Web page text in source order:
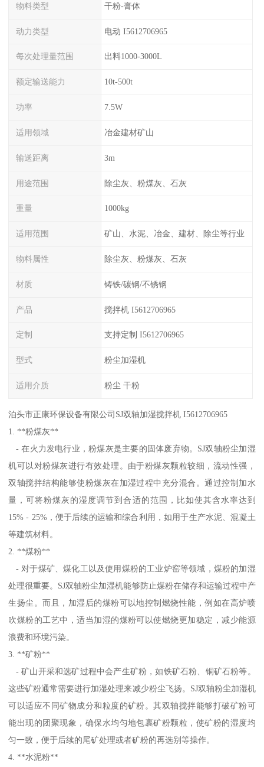
物料类型 干粉-膏体
动力类型 电动 I5612706965
每次处理量范围 出料1000-3000L
额定输送能力 10t-500t
功率 7.5W
适用领域 冶金建材矿山
输送距离 3m
用途范围 除尘灰、粉煤灰、石灰
重量 1000kg
适用范围 矿山、水泥、冶金、建材、除尘等行业
物料属性 除尘灰、粉煤灰、石灰
材质 铸铁/碳钢/不锈钢
产品 搅拌机 I5612706965
定制 支持定制 I5612706965
型式 粉尘加湿机
适用介质 粉尘 干粉
泊头市正康环保设备有限公司SJ双轴加湿搅拌机 I5612706965
1. **粉煤灰**
- 在火力发电行业，粉煤灰是主要的固体废弃物。SJ双轴粉尘加湿
机可以对粉煤灰进行有效处理。由于粉煤灰颗粒较细，流动性强，
双轴搅拌结构能够使粉煤灰在加湿过程中充分混合。通过控制加水
量，可将粉煤灰的湿度调节到合适的范围，比如使其含水率达到
15% - 25%，便于后续的运输和综合利用，如用于生产水泥、混凝土
等建筑材料。
2. **煤粉**
- 对于煤矿、煤化工以及使用煤粉的工业炉窑等领域，煤粉的加湿
处理很重要。SJ双轴粉尘加湿机能够防止煤粉在储存和运输过程中产
生扬尘。而且，加湿后的煤粉可以地控制燃烧性能，例如在高炉喷
吹煤粉的工艺中，适当加湿的煤粉可以使燃烧更加稳定，减少能源
浪费和环境污染。
3. **矿粉**
- 矿山开采和选矿过程中会产生矿粉，如铁矿石粉、铜矿石粉等。
这些矿粉通常需要进行加湿处理来减少粉尘飞扬。SJ双轴粉尘加湿机
可以适应不同矿物成分和粒度的矿粉。其双轴搅拌能够打破矿粉可
能出现的团聚现象，确保水均匀地包裹矿粉颗粒，使矿粉的湿度均
匀一致，便于后续的尾矿处理或者矿粉的再选别等操作。
4. **水泥粉**